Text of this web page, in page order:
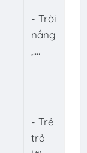
- Trời
nắng
,....
- Trẻ
trả